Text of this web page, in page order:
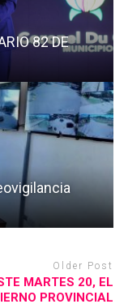
82 DE
Older Post
MARTES 20, EL
PROVINCIAL